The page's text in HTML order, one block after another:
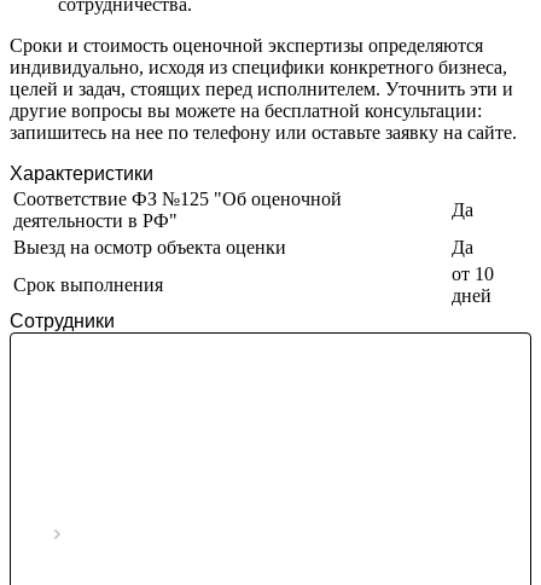
сотрудничества.
Сроки и стоимость оценочной экспертизы определяются
индивидуально, исходя из специфики конкретного бизнеса,
целей и задач, стоящих перед исполнителем. Уточнить эти и
другие вопросы вы можете на бесплатной консультации:
запишитесь на нее по телефону или оставьте заявку на сайте.
Характеристики
Соответствие ФЗ №125 "Об оценочной
деятельности в РФ"
Да
Выезд на осмотр объекта оценки
Да
Срок выполнения
от 10
дней
Сотрудники
Заречный
Заринск
Звенигород
Зеленоград
Златоуст
Иваново
Ижевск
Изобильный